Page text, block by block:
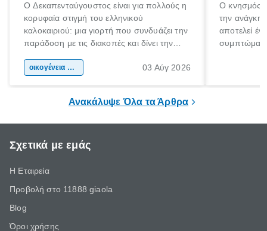
Ο Δεκαπενταύγουστος είναι για πολλούς η
κορυφαία στιγμή του ελληνικού
καλοκαιριού: μια γιορτή που συνδυάζει την
παράδοση με τις διακοπές και δίνει την
χώρας. Είτε πρόκειται για λίγες μέρες
οικογένεια & παιδί 03 Αύγ 2026
Ο κνησμός
την ανάγκη
αποτελεί
Ανακάλυψε Όλα τα Άρθρα
Σχετικά με εμάς
Η Εταιρεία
Προβολή στο 11888 giaola
Blog
Όροι χρήσης